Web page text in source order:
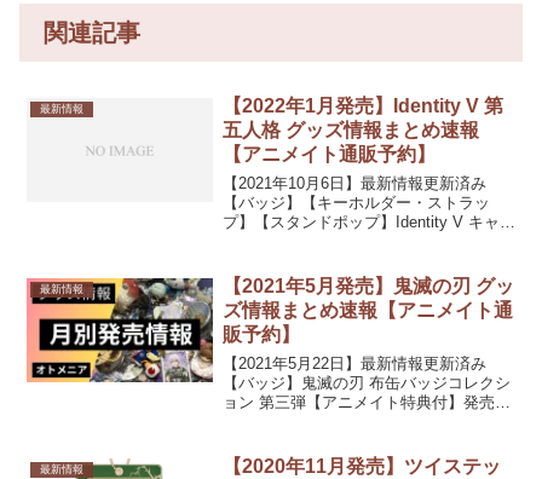
関連記事
最新情報
【2022年1月発売】Identity V 第
五人格 グッズ情報まとめ速報
【アニメイト通販予約】
【2021年10月6日】最新情報更新済み
【バッジ】【キーホルダー・ストラッ
プ】【スタンドポップ】Identity V キャン
いぐるみ類】【カード・...
最新情報
【2021年5月発売】鬼滅の刃 グッ
ズ情報まとめ速報【アニメイト通
販予約】
【2021年5月22日】最新情報更新済み
【バッジ】鬼滅の刃 布缶バッジコレクシ
ョン 第三弾【アニメイト特典付】発売
めいと/不死川 実弥【再販】発売日...
最新情報
【2020年11月発売】ツイステッ